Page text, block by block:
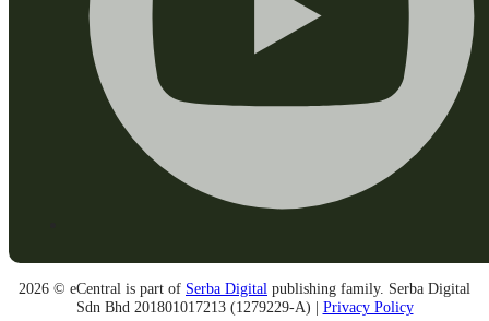
2026 © eCentral is part of Serba Digital publishing family. Serba Digital
Sdn Bhd 201801017213 (1279229-A) | Privacy Policy